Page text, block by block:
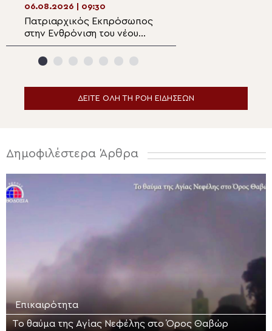
06.08.2026 | 09:30
Πατριαρχικός Εκπρόσωπος
στην Ενθρόνιση του νέου
Αρχιεπισκόπου Καναδά ο
Αρχιεπίσκοπος Θυατείρων
ΔΕΙΤΕ ΟΛΗ ΤΗ ΡΟΗ ΕΙΔΗΣΕΩΝ
Δημοφιλέστερα Άρθρα
Επικαιρότητα
Το θαύμα της Αγίας Νεφέλης στο Όρος Θαβώρ